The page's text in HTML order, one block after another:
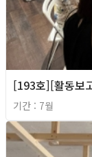
[193호][활동보
기간 : 7월